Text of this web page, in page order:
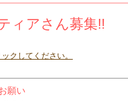
ィアさん募集!!
クしてください。
願い